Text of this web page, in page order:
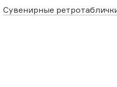
Сувенирные